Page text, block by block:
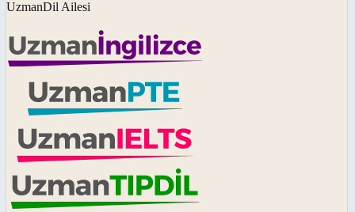
UzmanDil Ailesi